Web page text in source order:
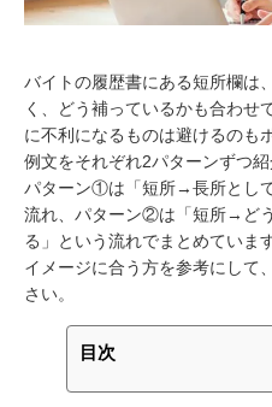
バイトの履歴書にある短所欄は
く、どう補っているかも合わせ
に不利になるものは避けるのも
例文をそれぞれ2パターンずつ紹
パターン①は「短所→長所とし
流れ、パターン②は「短所→ど
る」という流れでまとめています
イメージに合う方を参考にして
さい。
目次